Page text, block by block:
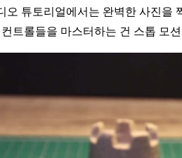
오 튜토리얼에서는 완벽한 사진을
컨트롤들을 마스터하는 건 스톱 모